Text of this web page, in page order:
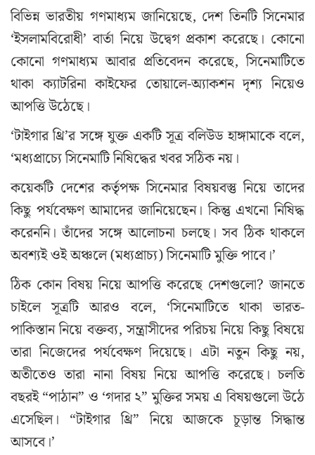
বিভিন্ন ভারতীয় গণমাধ্যম জানিয়েছে, দেশ তিনটি সিনেমার
‘ইসলামবিরোধী’ বার্তা নিয়ে উদ্বেগ প্রকাশ করেছে। কোনো
কোনো গণমাধ্যম আবার প্রতিবেদন করেছে, সিনেমাটিতে
থাকা ক্যাটরিনা কাইফের তোয়ালে-অ্যাকশন দৃশ্য নিয়েও
আপত্তি উঠেছে।
‘টাইগার থ্রি’র সঙ্গে যুক্ত একটি সূত্র বলিউড হাঙ্গামাকে বলে,
‘মধ্যপ্রাচ্যে সিনেমাটি নিষিদ্ধের খবর সঠিক নয়।
কয়েকটি দেশের কর্তৃপক্ষ সিনেমার বিষয়বস্তু নিয়ে তাদের
কিছু পর্যবেক্ষণ আমাদের জানিয়েছেন। কিন্তু এখনো নিষিদ্ধ
করেননি। তাঁদের সঙ্গে আলোচনা চলছে। সব ঠিক থাকলে
অবশ্যই ওই অঞ্চলে (মধ্যপ্রাচ্য) সিনেমাটি মুক্তি পাবে।’
ঠিক কোন বিষয় নিয়ে আপত্তি করেছে দেশগুলো? জানতে
চাইলে সূত্রটি আরও বলে, ‘সিনেমাটিতে থাকা ভারত-
পাকিস্তান নিয়ে বক্তব্য, সন্ত্রাসীদের পরিচয় নিয়ে কিছু বিষয়ে
তারা নিজেদের পর্যবেক্ষণ দিয়েছে। এটা নতুন কিছু নয়,
অতীতেও তারা নানা বিষয় নিয়ে আপত্তি করেছে। চলতি
বছরই “পাঠান” ও ‘গদার ২” মুক্তির সময় এ বিষয়গুলো উঠে
এসেছিল। “টাইগার থ্রি” নিয়ে আজকে চূড়ান্ত সিদ্ধান্ত
আসবে।’